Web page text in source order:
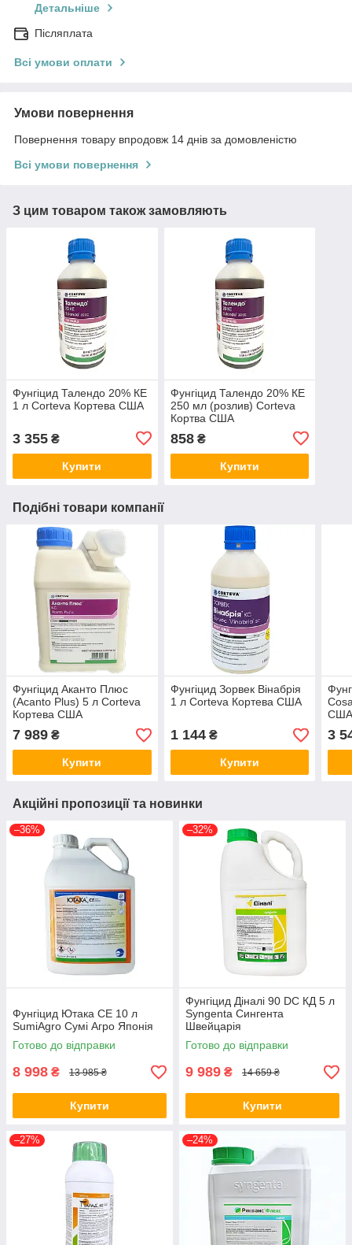
Детальніше
Післяплата
Всі умови оплати
Умови повернення
Повернення товару впродовж 14 днів за домовленістю
Всі умови повернення
З цим товаром також замовляють
Фунгіцид Талендо 20% КЕ
1 л Corteva Кортева США
3 355 ₴
Купити
Фунгіцид Талендо 20% КЕ
250 мл (розлив) Corteva
Кортва США
858₴
Купити
Подібні товари компанії
Фунгіцид Аканто Плюс
(Acanto Plus) 5 л Corteva
Кортева США
7 989 ₴
Купити
Фунгіцид Зорвек Вінабрія
1 л Corteva Кортева США
1 144₴
Купити
3
Акційні пропозиції та новинки
–36%
Фунгіцид Ютака СЕ 10 л
SumiAgro Сумі Агро Японія
Готово до відправки
8 998 ₴ 13 985 ₴
Купити
–32%
Фунгіцид Діналі 90 DC КД 5 л
Syngenta Сингента
Швейцарія
Готово до відправки
9 989 ₴ 14 659 ₴
Купити
–27% –24%